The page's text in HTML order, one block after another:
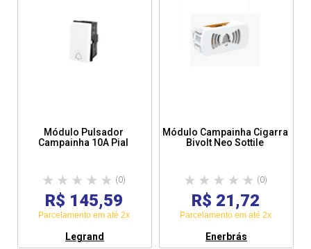
Módulo Pulsador
Campainha 10A Pial
(0)
R$ 145,59
Parcelamento em até 2x
Legrand
Módulo Campainha Cigarra
Bivolt Neo Sottile
(0)
R$ 21,72
Parcelamento em até 2x
Enerbrás